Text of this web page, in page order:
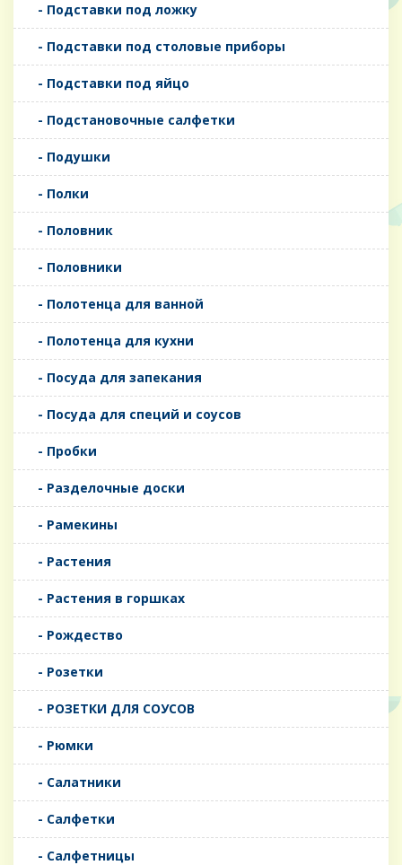
- Подставки под ложку
- Подставки под столовые приборы
- Подставки под яйцо
- Подстановочные салфетки
- Подушки
- Полки
- Половник
- Половники
- Полотенца для ванной
- Полотенца для кухни
- Посуда для запекания
- Посуда для специй и соусов
- Пробки
- Разделочные доски
- Рамекины
- Растения
- Растения в горшках
- Рождество
- Розетки
- РОЗЕТКИ ДЛЯ СОУСОВ
- Рюмки
- Салатники
- Салфетки
- Салфетницы